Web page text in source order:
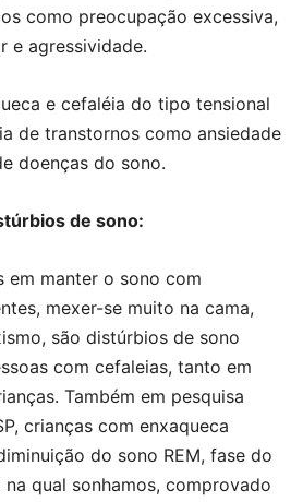
como preocupação excessiva,
e agressividade.
e cefaléia do tipo tensional
de transtornos como ansiedade
doenças do sono.
de sono:
em manter o sono com
mexer-se muito na cama,
são distúrbios de sono
com cefaleias, tanto em
Também em pesquisa
crianças com enxaqueca
do sono REM, fase do
qual sonhamos, comprovado